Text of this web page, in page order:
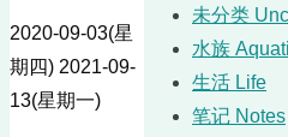
2020-09-03(星
期四) 2021-09-
13(星期一)
未分类
水族
生活 Life
笔记 Notes